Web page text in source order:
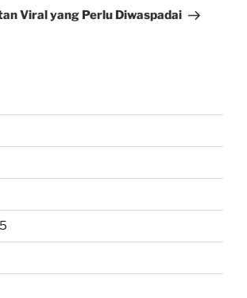
Viral yang Perlu Diwaspadai